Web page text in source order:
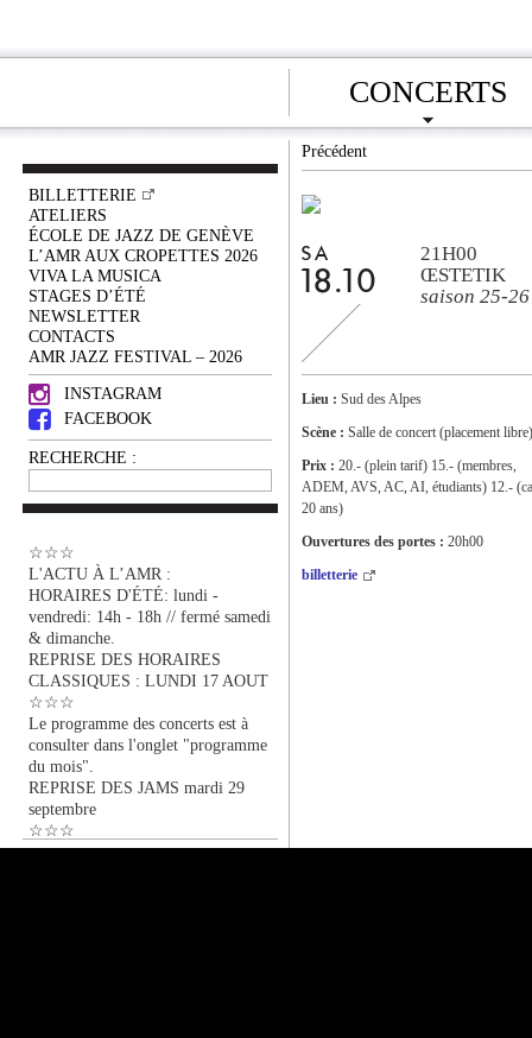
CONCERTS
BILLETTERIE
ATELIERS
ÉCOLE DE JAZZ DE GENÈVE
L’AMR AUX CROPETTES 2026
VIVA LA MUSICA
STAGES D’ÉTÉ
NEWSLETTER
CONTACTS
AMR JAZZ FESTIVAL – 2026
INSTAGRAM
FACEBOOK
RECHERCHE :
☆☆☆
L'ACTU À L’AMR :
HORAIRES D'ÉTÉ: lundi -
vendredi: 14h - 18h // fermé samedi
& dimanche.
REPRISE DES HORAIRES
CLASSIQUES : LUNDI 17 AOUT
☆☆☆
Le programme des concerts est à
consulter dans l'onglet "programme
du mois".
REPRISE DES JAMS mardi 29
septembre
☆☆☆
Précédent
SA
18.10
21H00
ŒSTETIK
saison 25-26
Lieu : Sud des Alpes
Scène : Salle de concert (placement libre)
Prix : 20.- (plein tarif) 15.- (membres,
ADEM, AVS, AC, AI, étudiants) 12.-
20 ans)
Ouvertures des portes : 20h00
billetterie